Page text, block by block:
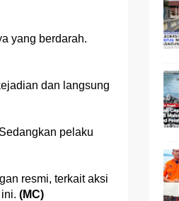
yang berdarah.
dan langsung
pelaku
resmi, terkait aksi
(MC)